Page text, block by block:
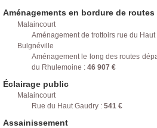
Aménagements en bordure de
Malaincourt
Aménagement de trottoirs rue du Haut
Bulgnéville
Aménagement le long des routes
du Rhulemoine : 46 907 €
Éclairage public
Malaincourt
Rue du Haut Gaudry : 541 €
Assainissement